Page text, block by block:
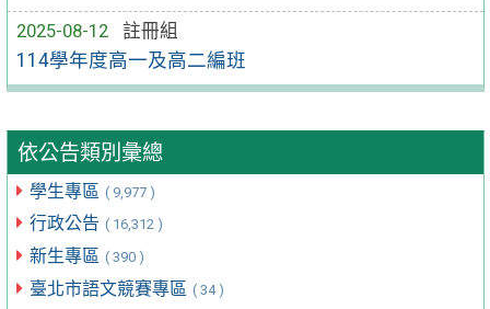
2025-08-12
註冊組
114學年度高一及高二編班
依公告類別彙總
學生專區 ( 9,977 )
行政公告 ( 16,312 )
新生專區 ( 390 )
臺北市語文競賽專區 ( 34 )